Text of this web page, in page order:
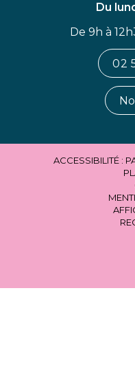
Du
De 9h à
02
ACCESSIBILITÉ :